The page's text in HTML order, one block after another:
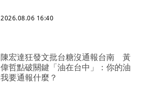
2026.08.06 16:40
陳宏達狂發文批台糖沒通報台南 黃
偉哲點破關鍵「油在台中」：你的油
我要通報什麼？